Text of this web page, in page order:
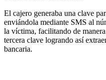
El cajero generaba una clave
enviándola mediante SMS al
la víctima, facilitando de
tercera clave logrando así
bancaria.